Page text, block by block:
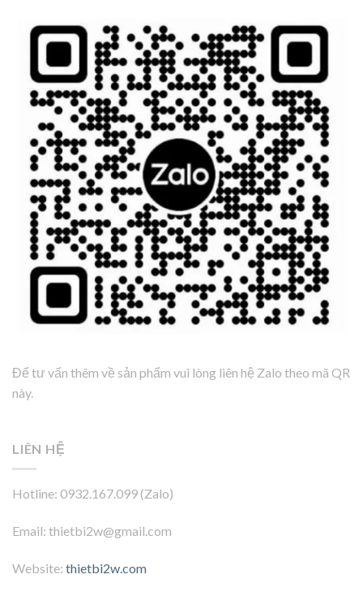
Để tư vấn thêm về sản phẩm vui lòng liên hệ Zalo theo mã QR
này.
LIÊN HỆ
Hotline: 0932.167.099 (Zalo)
Email: thietbi2w@gmail.com
Website: thietbi2w.com